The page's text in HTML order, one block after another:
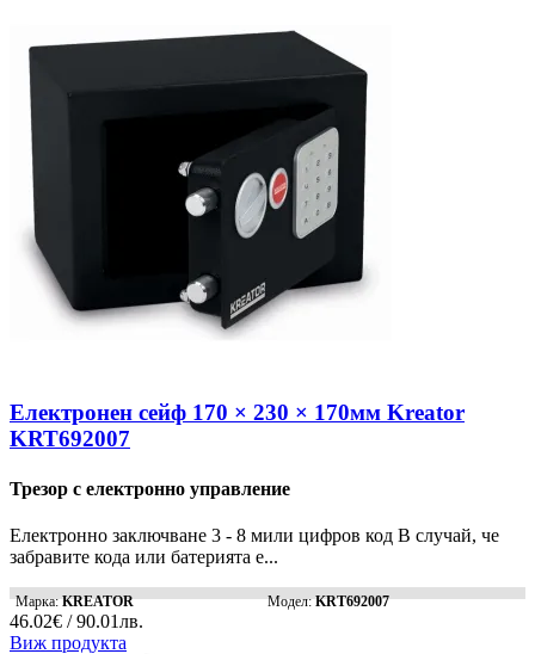
Електронен сейф 170 × 230 × 170мм Kreator
KRT692007
Трезор с електронно управление
Електронно заключване 3 - 8 мили цифров код В случай, че
забравите кода или батерията е...
Марка:KREATOR Модел:KRT692007
46.02€ / 90.01лв.
Виж продукта